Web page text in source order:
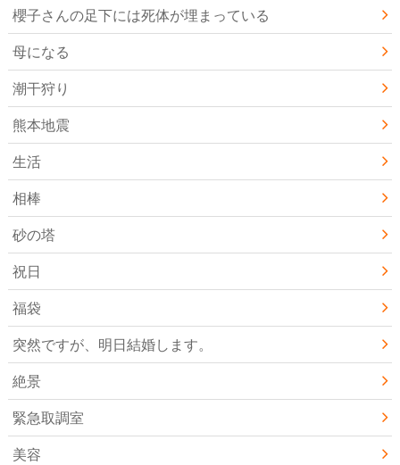
櫻子さんの足下には死体が埋まっている
母になる
潮干狩り
熊本地震
生活
相棒
砂の塔
祝日
福袋
突然ですが、明日結婚します。
絶景
緊急取調室
美容